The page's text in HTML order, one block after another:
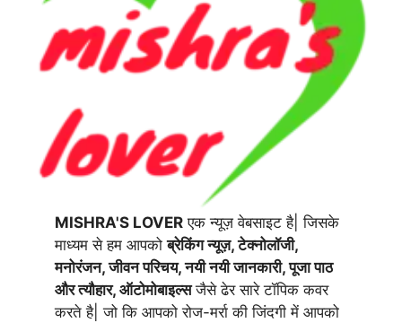
MISHRA'S LOVER एक न्यूज़ वेबसाइट है| जिसके
माध्यम से हम आपकोब्रेकिंग न्यूज़, टेक्नोलॉजी,
मनोरंजन, जीवन परिचय, नयी नयी जानकारी, पूजा पाठ
और त्यौहार, ऑटोमोबाइल्सजैसे ढेर सारे टॉपिक कवर
करते है| जो कि आपको रोज-मर्रा की जिंदगी में आपको